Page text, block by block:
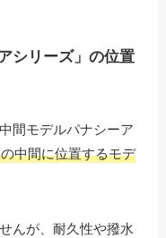
シリーズ」の位置
間モデルパナシーア
中間に位置するモデ
んが、耐久性や撥水